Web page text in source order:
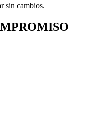
sin cambios.